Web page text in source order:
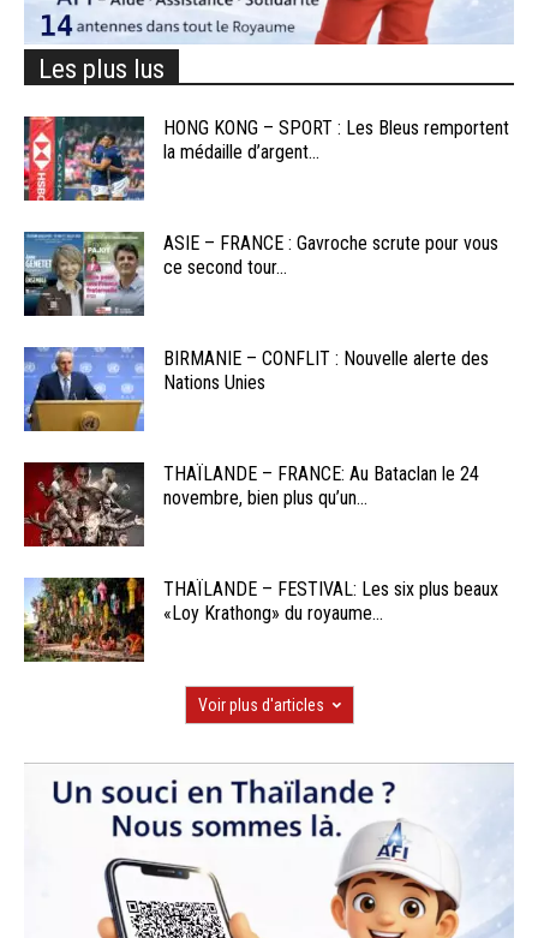
Les plus lus
HONG KONG – SPORT : Les Bleus remportent
la médaille d’argent...
ASIE – FRANCE : Gavroche scrute pour vous
ce second tour...
BIRMANIE – CONFLIT : Nouvelle alerte des
Nations Unies
THAÏLANDE – FRANCE: Au Bataclan le 24
novembre, bien plus qu’un...
THAÏLANDE – FESTIVAL: Les six plus beaux
«Loy Krathong» du royaume...
Voir plus d'articles